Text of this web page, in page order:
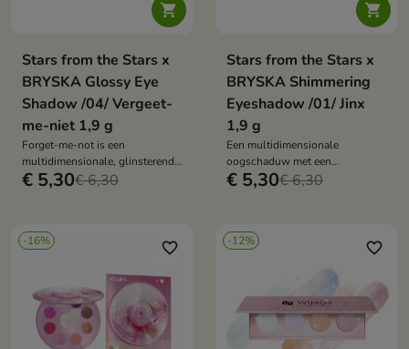

Stars from the Stars x
BRYSKA Glossy Eye
Shadow /04/ Vergeet-
me-niet 1,9 g
Forget-me-not is een
multidimensionale, glinsterende
Stars x Bryska-oogschaduw die
geeft
€ 5,30€ 6,30

Stars from the Stars x
BRYSKA Shimmering
Eyeshadow /01/ Jinx
1,9 g
Een multidimensionale
oogschaduw met een
metaalachtige glans waarmee u
€ 5,30€ 6,30
-16% favorite_border -12% favorite_border